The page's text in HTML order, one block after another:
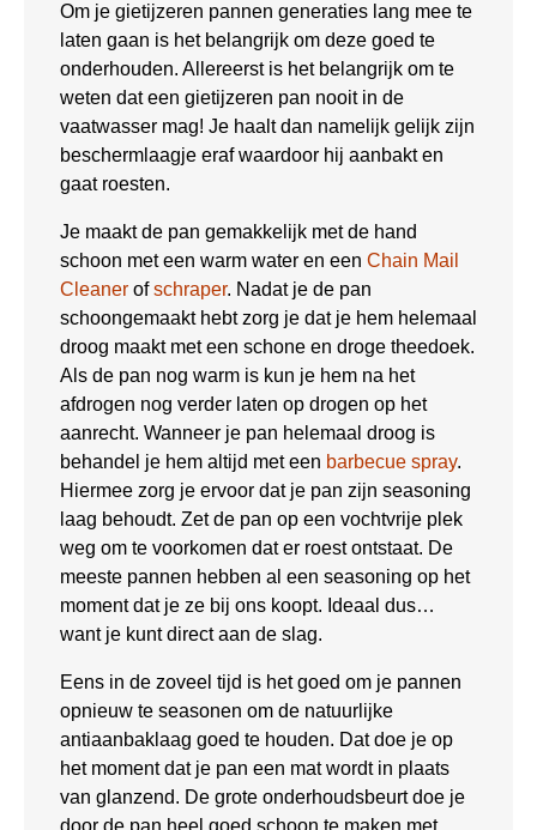
Om je gietijzeren pannen generaties lang mee te
laten gaan is het belangrijk om deze goed te
onderhouden. Allereerst is het belangrijk om te
weten dat een gietijzeren pan nooit in de
vaatwasser mag! Je haalt dan namelijk gelijk zijn
beschermlaagje eraf waardoor hij aanbakt en
gaat roesten.
Je maakt de pan gemakkelijk met de hand
schoon met een warm water en een Chain Mail
Cleaner ofschraper. Nadat je de pan
schoongemaakt hebt zorg je dat je hem helemaal
droog maakt met een schone en droge theedoek.
Als de pan nog warm is kun je hem na het
afdrogen nog verder laten op drogen op het
aanrecht. Wanneer je pan helemaal droog is
behandel je hem altijd met een barbecue spray.
Hiermee zorg je ervoor dat je pan zijn seasoning
laag behoudt. Zet de pan op een vochtvrije plek
weg om te voorkomen dat er roest ontstaat. De
meeste pannen hebben al een seasoning op het
moment dat je ze bij ons koopt. Ideaal dus…
want je kunt direct aan de slag.
Eens in de zoveel tijd is het goed om je pannen
opnieuw te seasonen om de natuurlijke
antiaanbaklaag goed te houden. Dat doe je op
het moment dat je pan een mat wordt in plaats
van glanzend. De grote onderhoudsbeurt doe je
door de pan heel goed schoon te maken met